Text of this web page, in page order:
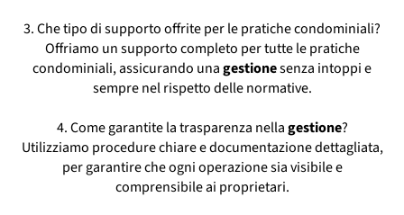
3. Che tipo di supporto offrite per le pratiche condominiali?
Offriamo un supporto completo per tutte le pratiche
condominiali, assicurando unagestionesenza intoppi e
sempre nel rispetto delle normative.
4. Come garantite la trasparenza nellagestione?
Utilizziamo procedure chiare e documentazione dettagliata,
per garantire che ogni operazione sia visibile e
comprensibile ai proprietari.